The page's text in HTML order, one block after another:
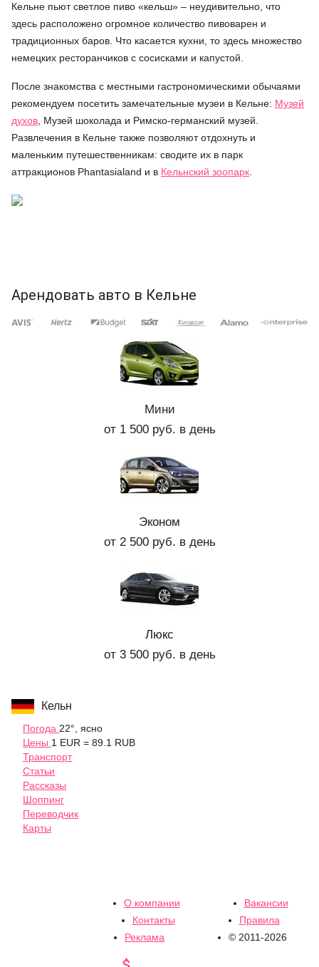
Кельне пьют светлое пиво «кельш» – неудивительно, что
здесь расположено огромное количество пивоварен и
традиционных баров. Что касается кухни, то здесь множество
немецких ресторанчиков с сосисками и капустой.
После знакомства с местными гастрономическими обычаями
рекомендуем посетить замечательные музеи в Кельне: Музей
духов , Музей шоколада и Римско-германский музей.
Развлечения в Кельне также позволяют отдохнуть и
маленьким путешественникам: сводите их в парк
аттракционов Phantasialand и в Кельнский зоопарк
Арендовать авто в Кельне
Мини
от 1 500 руб. в день
Эконом
от 2 500 руб. в день
Люкс
от 3 500 руб. в день
Кельн
Погода 22°, ясно
Цены 1 EUR = 89.1 RUB
Транспорт
Статьи
Рассказы
Шоппинг
Переводчик
Карты
О компании
Вакансии
Контакты
Правила
Реклама
© 2011-2026